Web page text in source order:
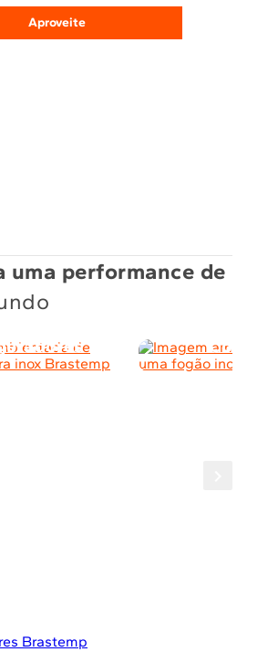
Aproveite
uma performance de
Cocção